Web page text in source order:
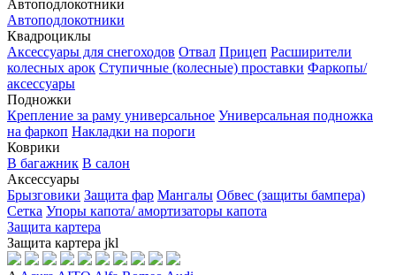
Автоподлокотники
Автоподлокотники
Квадроциклы
Аксессуары для снегоходов Отвал Прицеп Расширители
колесных арок Ступичные (колесные) проставки Фаркопы/
аксессуары
Подножки
Крепление за раму универсальное Универсальная подножка
на фаркоп Накладки на пороги
Коврики
В багажник В салон
Аксессуары
Брызговики Защита фар Мангалы Обвес (защиты бампера)
Сетка Упоры капота/ амортизаторы капота
Защита картера
Защита картера jkl